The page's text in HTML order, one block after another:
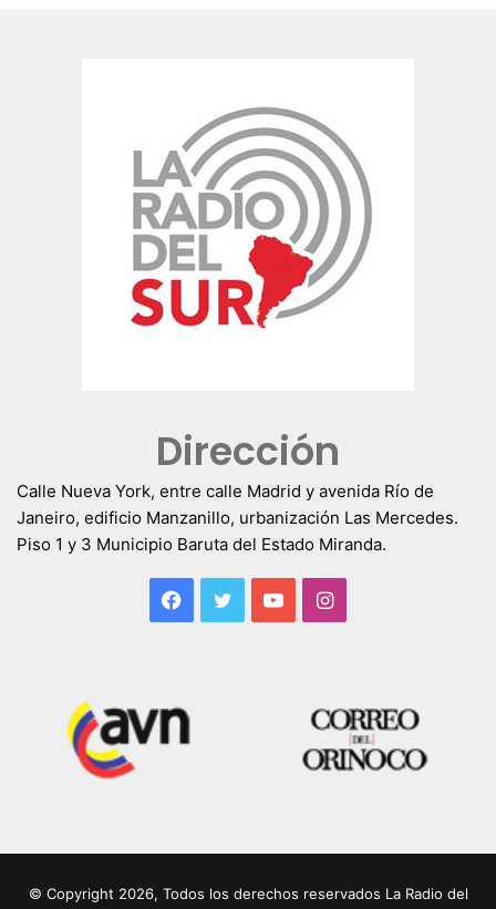
Dirección
Calle Nueva York, entre calle Madrid y avenida Río de
Janeiro, edificio Manzanillo, urbanización Las Mercedes.
Piso 1 y 3 Municipio Baruta del Estado Miranda.
Facebook
TwitterYouTubeInstagram
© Copyright 2026, Todos los derechos reservados La Radio del